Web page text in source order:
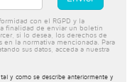
con el RGPD y la
la finalidad de enviar un boletín
si lo desea, los derechos de
la normativa mencionada. Para
sus datos, acceda a nuestra
y como se describe anteriormente y